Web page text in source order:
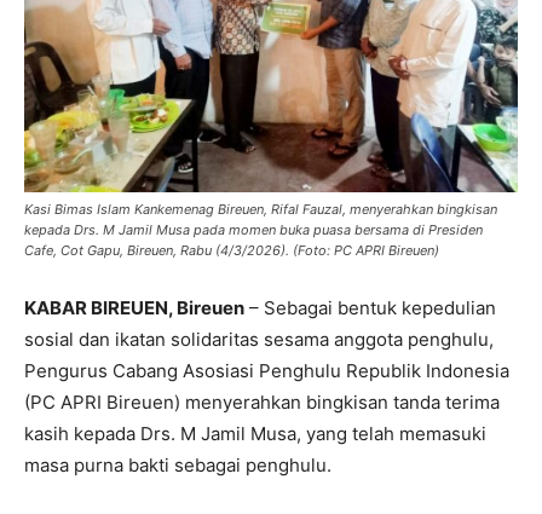
Kasi Bimas Islam Kankemenag Bireuen, Rifal Fauzal, menyerahkan bingkisan
kepada Drs. M Jamil Musa pada momen buka puasa bersama di Presiden
Cafe, Cot Gapu, Bireuen, Rabu (4/3/2026). (Foto: PC APRI Bireuen)
KABAR BIREUEN, Bireuen – Sebagai bentuk kepedulian
sosial dan ikatan solidaritas sesama anggota penghulu,
Pengurus Cabang Asosiasi Penghulu Republik Indonesia
(PC APRI Bireuen) menyerahkan bingkisan tanda terima
kasih kepada Drs. M Jamil Musa, yang telah memasuki
masa purna bakti sebagai penghulu.